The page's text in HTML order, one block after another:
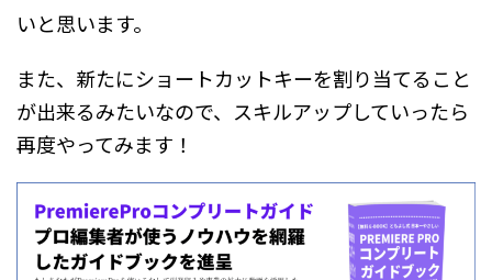
いと思います。
また、新たにショートカットキーを割り当てること
が出来るみたいなので、スキルアップしていったら
再度やってみます！